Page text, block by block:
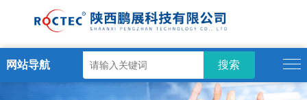
网站导航